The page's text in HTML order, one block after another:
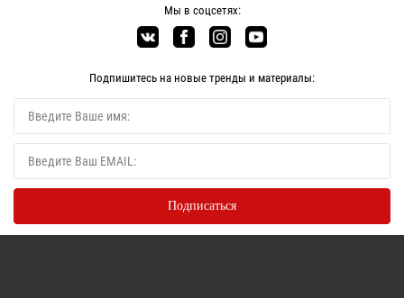
Мы в соцсетях:
Подпишитесь на новые тренды и материалы: